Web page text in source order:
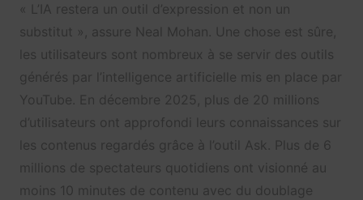
« L’IA restera un outil d’expression et non un
substitut », assure Neal Mohan. Une chose est sûre,
les utilisateurs sont nombreux à se servir des outils
générés par l’intelligence artificielle mis en place par
YouTube. En décembre 2025, plus de 20 millions
d’utilisateurs ont approfondi leurs connaissances sur
les contenus regardés grâce à l’outil Ask. Plus de 6
millions de spectateurs quotidiens ont visionné au
moins 10 minutes de contenu avec du doublage